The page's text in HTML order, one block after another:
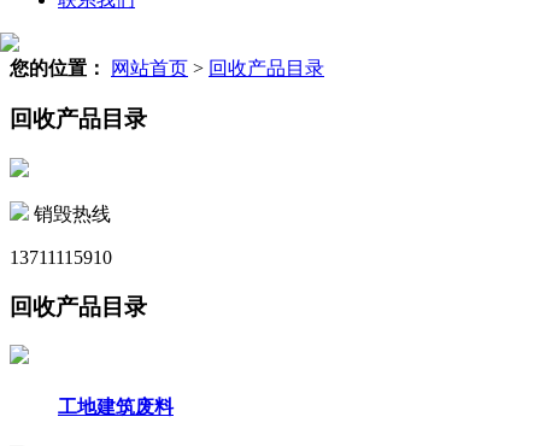
您的位置： 网站首页 > 回收产品目录
回收产品目录
销毁热线
13711115910
回收产品目录
工地建筑废料